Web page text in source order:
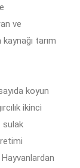
ve
tarım
koyun
ikinci
sulak